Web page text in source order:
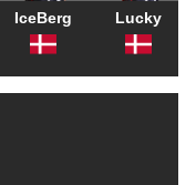
IceBerg Lucky